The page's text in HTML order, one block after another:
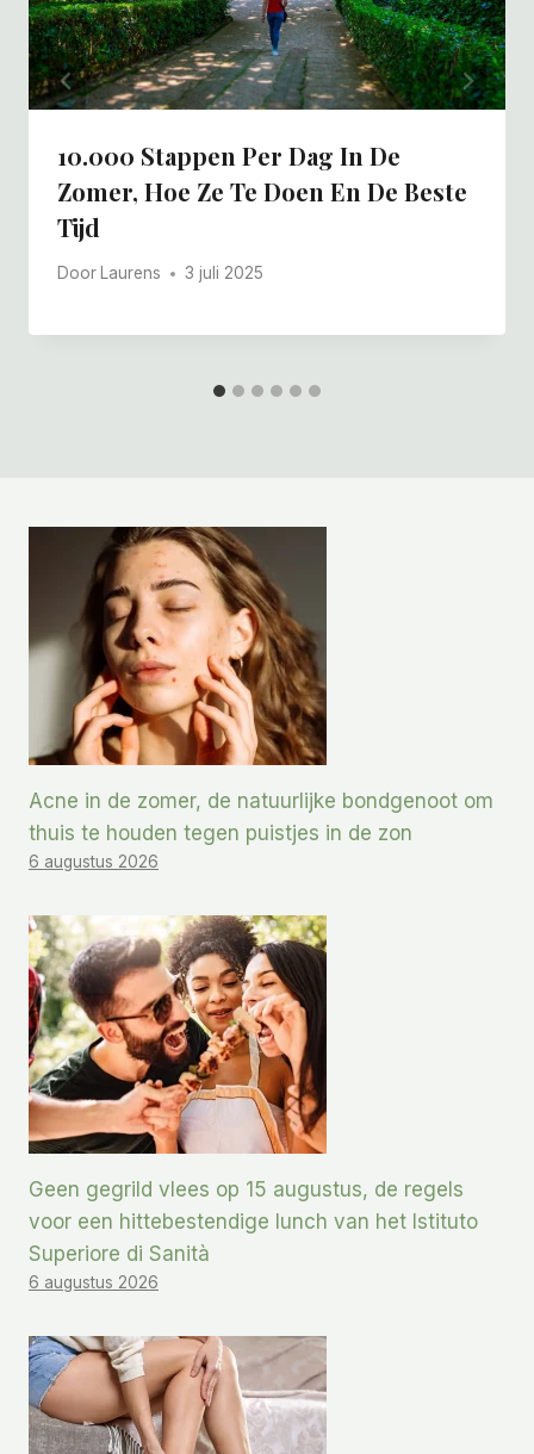
10.000 Stappen Per Dag In De
Zomer, Hoe Ze Te Doen En De Beste
Tijd
Door Laurens 3 juli 2025
Acne in de zomer, de natuurlijke bondgenoot om
thuis te houden tegen puistjes in de zon
6 augustus 2026
Geen gegrild vlees op 15 augustus, de regels
voor een hittebestendige lunch van het Istituto
Superiore di Sanità
6 augustus 2026